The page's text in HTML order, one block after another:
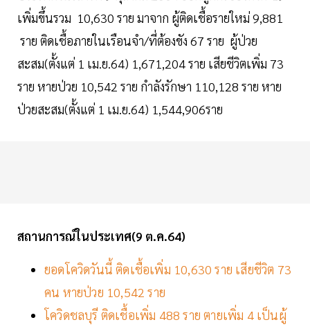
เพิ่มขึ้นรวม 10,630 ราย มาจาก ผู้ติดเชื้อรายใหม่ 9,881
ราย ติดเชื้อภายในเรือนจำ/ที่ต้องขัง 67 ราย ผู้ป่วย
สะสม(ตั้งแต่ 1 เม.ย.64) 1,671,204 ราย เสียชีวิตเพิ่ม 73
ราย หายป่วย 10,542 ราย กำลังรักษา 110,128 ราย หาย
ป่วยสะสม(ตั้งแต่ 1 เม.ย.64) 1,544,906ราย
สถานการณ์ในประเทศ(9 ต.ค.64)
ยอดโควิดวันนี้ ติดเชื้อเพิ่ม 10,630 ราย เสียชีวิต 73
คน หายป่วย 10,542 ราย
โควิดชลบุรี ติดเชื้อเพิ่ม 488 ราย ตายเพิ่ม 4 เป็นผู้